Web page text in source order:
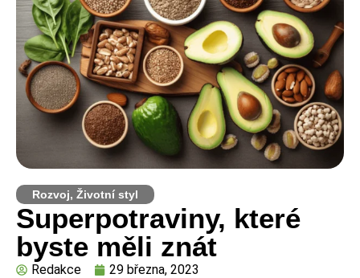
Rozvoj, Životní styl
Superpotraviny, které
byste měli znát
Redakce 29 března, 2023